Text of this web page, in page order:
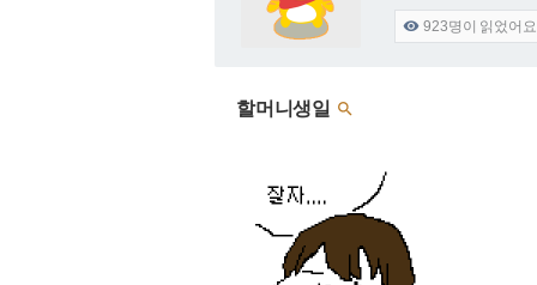
 923명이 읽었어요
할머니생일 